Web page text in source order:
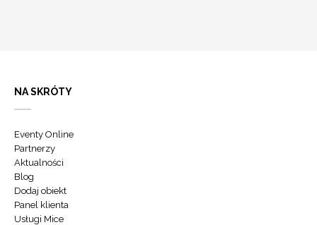
NA SKRÓTY
Eventy Online
Partnerzy
Aktualności
Blog
Dodaj obiekt
Panel klienta
Usługi Mice